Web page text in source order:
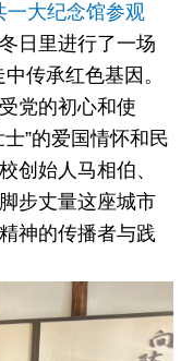
一大纪念馆参观
日里进行了一场
传承红色基因。
党的初心和使
”的爱国情怀和民
创始人马相伯、
脚步丈量这座城市
神的传播者与践